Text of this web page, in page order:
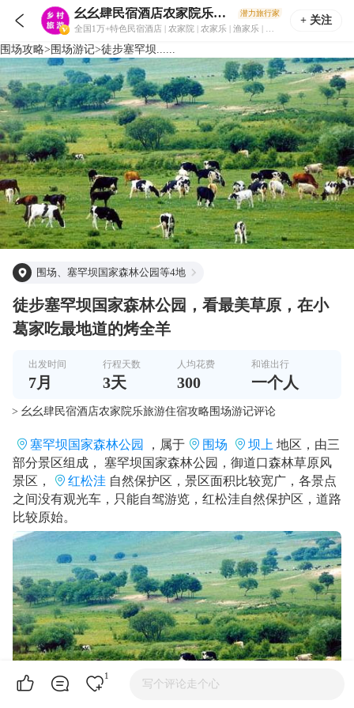
 幺幺肆民宿酒店农家院乐旅游住宿攻略 潜力旅行家
+ 关注
围场攻略> 围场游记>徒步塞罕坝......
围场、塞罕坝国家森林公园等4地
徒步塞罕坝国家森林公园，看最美草原，在小
葛家吃最地道的烤全羊
出发时间
7月
行程天数
3天
人均花费
300
和谁出行
一个人
> 幺幺肆民宿酒店农家院乐旅游住宿攻略围场游记评论
塞罕坝国家森林公园 ，属于 围场 坝上 地区，由三
部分景区组成， 塞罕坝国家森林公园，御道口森林草原风
景区，
红松洼 自然保护区，景区面积比较宽广，各景点
之间没有观光车，只能自驾游览，红松洼自然保护区，道路
比较原始。
1
写个评论走个心